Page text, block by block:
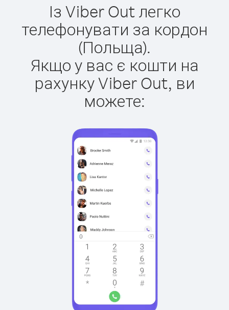
Із Viber Out легко
телефонувати за кордон
(Польща).
Якщо у вас є кошти на
рахунку Viber Out, ви
можете: